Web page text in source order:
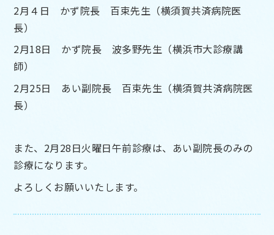
2月４日 かず院長 百束先生（横須賀共済病院医
長）
2月18日 かず院長 波多野先生（横浜市大診療講
師）
2月25日 あい副院長 百束先生（横須賀共済病院医
長）
また、2月28日火曜日午前診療は、あい副院長のみの
診療になります。
よろしくお願いいたします。